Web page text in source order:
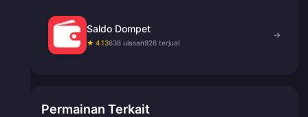
Saldo Dompet
★ 4.13638 ulasan926 terjual
→
Permainan Terkait